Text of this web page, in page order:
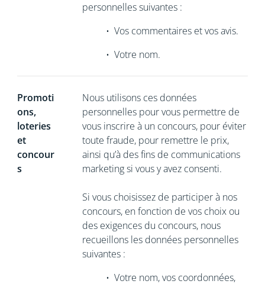
personnelles suivantes :
• Vos commentaires et vos avis.
• Votre nom.
Promoti
ons,
loteries
et
concour
s
Nous utilisons ces données
personnelles pour vous permettre de
vous inscrire à un concours, pour éviter
toute fraude, pour remettre le prix,
ainsi qu’à des fins de communications
marketing si vous y avez consenti.
Si vous choisissez de participer à nos
concours, en fonction de vos choix ou
des exigences du concours, nous
recueillons les données personnelles
suivantes :
• Votre nom, vos coordonnées,